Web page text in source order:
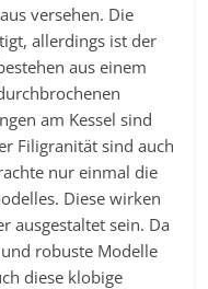
versehen. Die
allerdings ist der
aus einem
am Kessel sind
Filigranität sind auch
nur einmal die
Diese wirken
ausgestaltet sein. Da
robuste Modelle
diese klobige